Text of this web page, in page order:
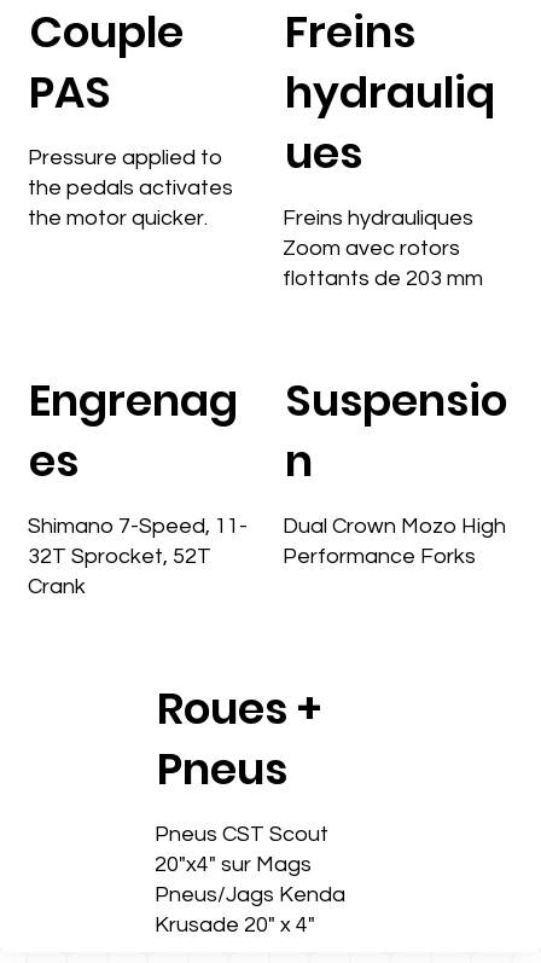
Couple
PAS
Pressure applied to
the pedals activates
the motor quicker.
Freins
hydrauliq
ues
Freins hydrauliques
Zoom avec rotors
flottants de 203 mm
Engrenag
es
Shimano 7-Speed, 11-
32T Sprocket, 52T
Crank
Suspensio
n
Dual Crown Mozo High
Performance Forks
Roues +
Pneus
Pneus CST Scout
20"x4" sur Mags
Pneus/Jags Kenda
Krusade 20" x 4"